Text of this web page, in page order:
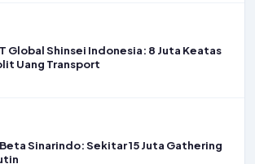
Global Shinsei Indonesia: 8 Juta Keatas
Uang Transport
Sinarindo: Sekitar 15 Juta Gathering